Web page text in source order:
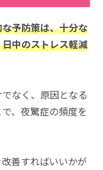
予防策は、十分な
中のストレス軽減
なく、原因となる
、夜驚症の頻度を
善すればいいかが